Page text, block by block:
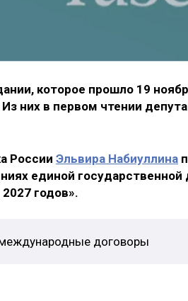
которое прошло 19
Из них в первом чтении
России Эльвира Набиуллина
единой
годов».
договоры